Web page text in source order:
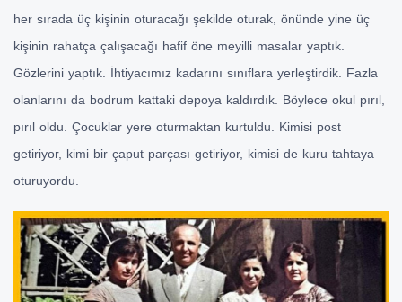
her sırada üç kişinin oturacağı şekilde oturak, önünde yine üç
kişinin rahatça çalışacağı hafif öne meyilli masalar yaptık.
Gözlerini yaptık. İhtiyacımız kadarını sınıflara yerleştirdik. Fazla
olanlarını da bodrum kattaki depoya kaldırdık. Böylece okul pırıl,
pırıl oldu. Çocuklar yere oturmaktan kurtuldu. Kimisi post
getiriyor, kimi bir çaput parçası getiriyor, kimisi de kuru tahtaya
oturuyordu.